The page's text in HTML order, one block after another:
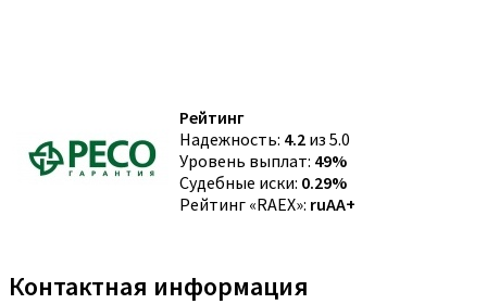
Рейтинг
Надежность: 4.2 из 5.0
Уровень выплат: 49%
Судебные иски: 0.29%
Рейтинг «RAEX»: ruAA+
Контактная информация